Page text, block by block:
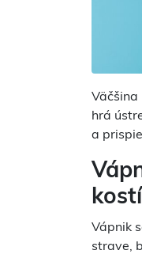
Väčšina
hrá
a
kostí
Vápnik
strave,